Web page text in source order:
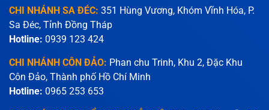
CHI NHÁNH SA ĐÉC: 351 Hùng Vương, Khóm Vĩnh Hóa, P.
Sa Đéc, Tỉnh Đồng Tháp
Hotline: 0939 123 424
CHI NHÁNH CÔN ĐẢO: Phan chu Trinh, Khu 2, Đặc Khu
Côn Đảo, Thành phố Hồ Chí Minh
Hotline: 0965 253 653